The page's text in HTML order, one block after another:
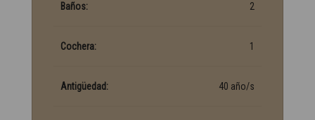
Baños: 2
Cochera: 1
Antigüedad: 40 año/s